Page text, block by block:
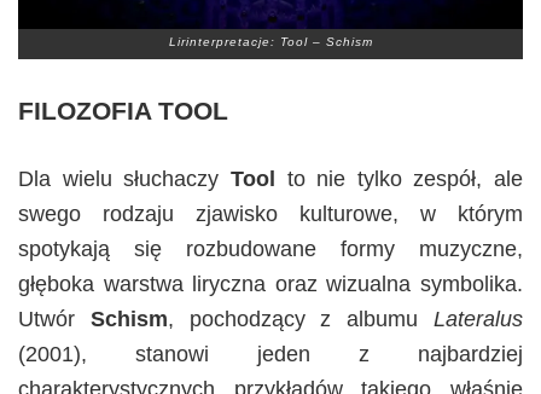
Lirinterpretacje: Tool – Schism
FILOZOFIA TOOL
Dla wielu słuchaczy Tool to nie tylko zespół, ale
swego rodzaju zjawisko kulturowe, w którym
spotykają się rozbudowane formy muzyczne,
głęboka warstwa liryczna oraz wizualna symbolika.
Utwór Schism, pochodzący z albumuLateralus
(2001), stanowi jeden z najbardziej
charakterystycznych przykładów takiego właśnie